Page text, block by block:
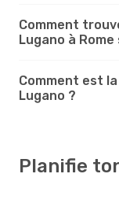
Comment
Lugano à Rome
Comment est
Lugano ?
Planifie